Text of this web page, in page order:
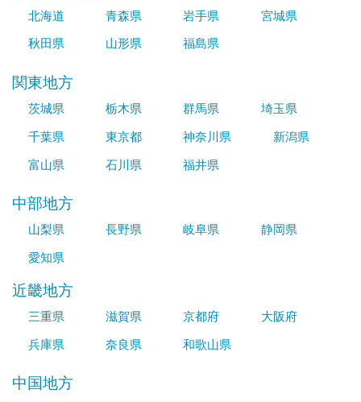
北海道 青森県 岩手県
宮城県
秋田県
山形県 福島県
関東地方
茨城県 栃木県 群馬県
埼玉県
千葉県
東京都 神奈川県
新潟県
富山県
石川県 福井県
中部地方
山梨県 長野県 岐阜県
静岡県
愛知県
近畿地方
三重県 滋賀県 京都府
大阪府
兵庫県
奈良県 和歌山県
中国地方